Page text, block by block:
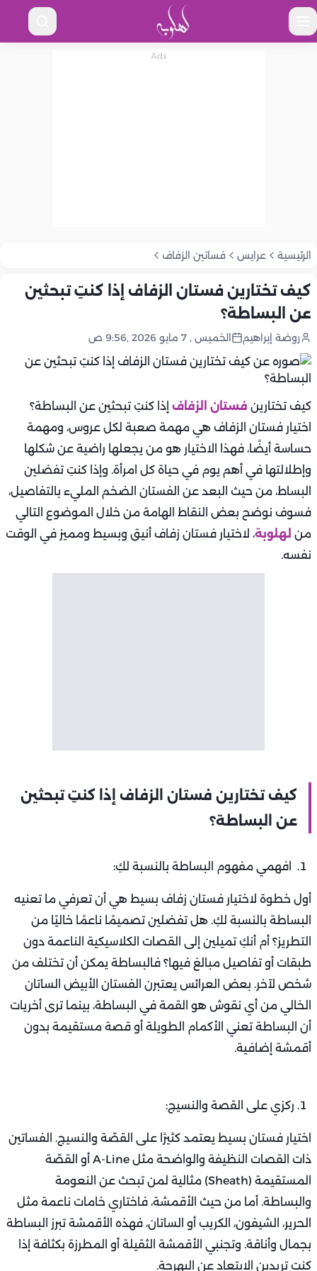
الرئيسية عرايس فساتين الزفاف
كيف تختارين فستان الزفاف إذا كنتِ تبحثين
عن البساطة؟
روضة إبراهيم الخميس , 7 مايو 2026 ,9:56 ص
كيف تختارين فستان الزفاف إذا كنتِ تبحثين عن البساطة؟
اختيار فستان الزفاف هي مهمة صعبة لكل عروس، ومهمة
حساسة أيضًا، فهذا الاختيار هو من يجعلها راضية عن شكلها
وإطلالتها في أهم يوم في حياة كل امرأة. وإذا كنتِ تفضلين
البساط، من حيث البعد عن الفستان الضخم المليء بالتفاصيل،
فسوف نوضح بعض النقاط الهامة من خلال الموضوع التالي
من لهلوبة، لاختيار فستان زفاف أنيق وبسيط ومميز في الوقت
نفسه.
كيف تختارين فستان الزفاف إذا كنتِ تبحثين
عن البساطة؟
افهمي مفهوم البساطة بالنسبة لكِ:
أول خطوة لاختيار فستان زفاف بسيط هي أن تعرفي ما تعنيه
البساطة بالنسبة لكِ. هل تفضلين تصميمًا ناعمًا خاليًا من
التطريز؟ أم أنكِ تميلين إلى القصات الكلاسيكية الناعمة دون
طبقات أو تفاصيل مبالغ فيها؟ فالبساطة يمكن أن تختلف من
شخص لآخر. بعض العرائس يعتبرن الفستان الأبيض الساتان
الخالي من أي نقوش هو القمة في البساطة، بينما ترى أخريات
أن البساطة تعني الأكمام الطويلة أو قصة مستقيمة بدون
أقمشة إضافية.
ركزي على القصة والنسيج:
اختيار فستان بسيط يعتمد كثيرًا على القصّة والنسيج. الفساتين
ذات القصات النظيفة والواضحة مثل A-Line أو القصّة
المستقيمة (Sheath) مثالية لمن تبحث عن النعومة
والبساطة. أما من حيث الأقمشة، فاختاري خامات ناعمة مثل
الحرير، الشيفون، الكريب أو الساتان، فهذه الأقمشة تبرز البساطة
بجمال وأناقة. وتجنبي الأقمشة الثقيلة أو المطرزة بكثافة إذا
كنتِ تريدين الابتعاد عن البهرجة.